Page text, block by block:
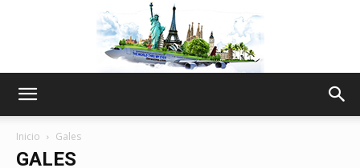
Inicio Gales
GALES